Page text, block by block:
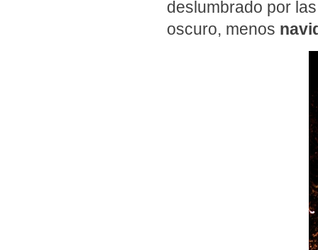
deslumbrado por
oscuro, menos